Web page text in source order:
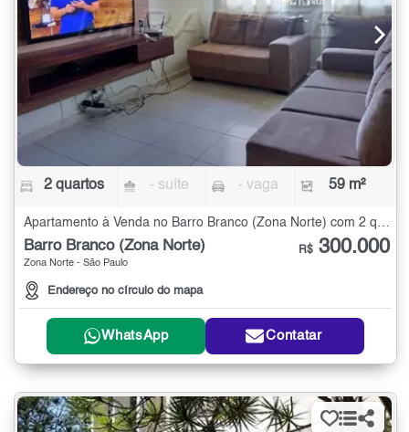
2 quartos - suíte - vaga 59 m²
Apartamento à Venda no Barro Branco (Zona Norte) com 2 quartos - 59 m²
Barro Branco (Zona Norte)
Zona Norte - São Paulo
Endereço no círculo do mapa
R$ 300.000
WhatsApp Contatar